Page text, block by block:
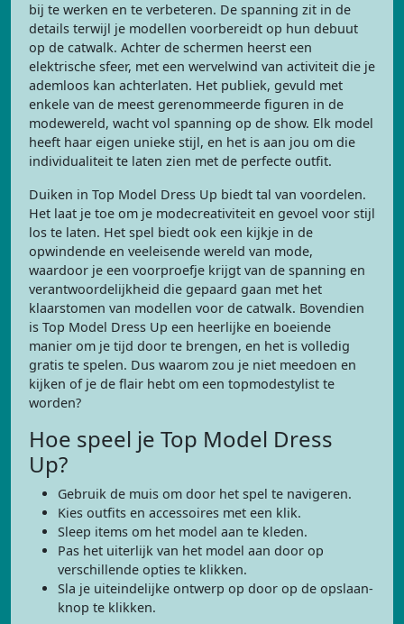
bij te werken en te verbeteren. De spanning zit in de
details terwijl je modellen voorbereidt op hun debuut
op de catwalk. Achter de schermen heerst een
elektrische sfeer, met een wervelwind van activiteit die je
ademloos kan achterlaten. Het publiek, gevuld met
enkele van de meest gerenommeerde figuren in de
modewereld, wacht vol spanning op de show. Elk model
heeft haar eigen unieke stijl, en het is aan jou om die
individualiteit te laten zien met de perfecte outfit.
Duiken in Top Model Dress Up biedt tal van voordelen.
Het laat je toe om je modecreativiteit en gevoel voor stijl
los te laten. Het spel biedt ook een kijkje in de
opwindende en veeleisende wereld van mode,
waardoor je een voorproefje krijgt van de spanning en
verantwoordelijkheid die gepaard gaan met het
klaarstomen van modellen voor de catwalk. Bovendien
is Top Model Dress Up een heerlijke en boeiende
manier om je tijd door te brengen, en het is volledig
gratis te spelen. Dus waarom zou je niet meedoen en
kijken of je de flair hebt om een topmodestylist te
worden?
Hoe speel je Top Model Dress
Up?
Gebruik de muis om door het spel te navigeren.
Kies outfits en accessoires met een klik.
Sleep items om het model aan te kleden.
Pas het uiterlijk van het model aan door op
verschillende opties te klikken.
Sla je uiteindelijke ontwerp op door op de opslaan-
knop te klikken.